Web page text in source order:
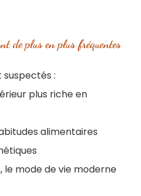
de plus en plus fréquentes
suspectés :
plus riche en
alimentaires
le mode de vie moderne